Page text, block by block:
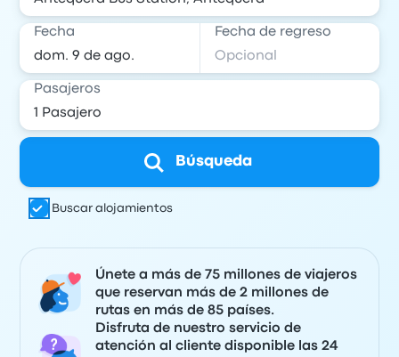
Fecha Fecha de regreso
Pasajeros
Búsqueda
Buscar alojamientos
Únete a más de 75 millones de viajeros
que reservan más de 2 millones de
rutas en más de 85 países.
Disfruta de nuestro servicio de
atención al cliente disponible las 24